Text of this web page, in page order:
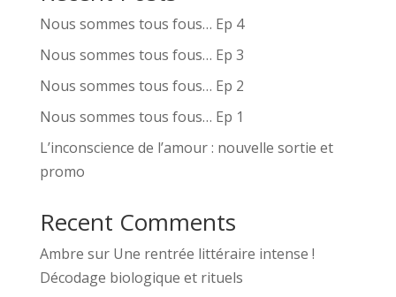
Nous sommes tous fous… Ep 4
Nous sommes tous fous… Ep 3
Nous sommes tous fous… Ep 2
Nous sommes tous fous… Ep 1
L’inconscience de l’amour : nouvelle sortie et
promo
Recent Comments
Ambre sur Une rentrée littéraire intense !
Décodage biologique et rituels